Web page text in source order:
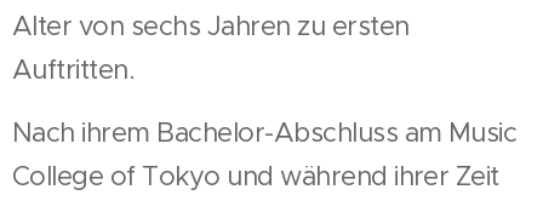
Alter von sechs Jahren zu ersten
Auftritten.
Nach ihrem Bachelor-Abschluss am Music
College of Tokyo und während ihrer Zeit